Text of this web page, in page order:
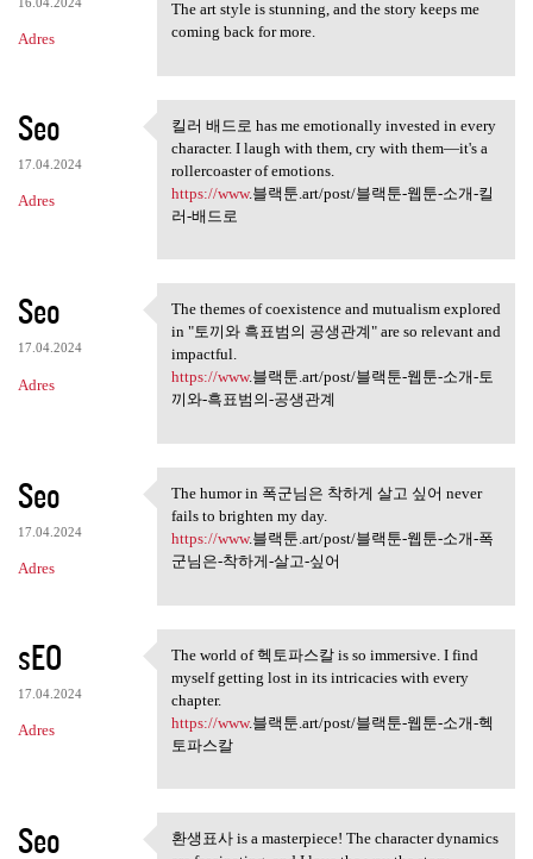
Adres
The art style is stunning, and the story keeps me
coming back for more.
Seo
17.04.2024
Adres
킬러 배드로 has me emotionally
킬러 배드로 has me emotionally invested in every
character. I laugh with them, cry with them—it's a
rollercoaster of emotions.
https://www.블랙툰.art/post/블랙툰-웹툰-소개-킬
러-배드로
Seo
17.04.2024
Adres
The themes of coexistence and
The themes of coexistence and mutualism explored
in "토끼와 흑표범의 공생관계" are so relevant and
impactful.
https://www.블랙툰.art/post/블랙툰-웹툰-소개-토
끼와-흑표범의-공생관계
Seo
17.04.2024
Adres
The humor in 폭군님은 착하게 살고
싶어
The humor in 폭군님은 착하게 살고 싶어 never
fails to brighten my day.
https://www.블랙툰.art/post/블랙툰-웹툰-소개-폭
군님은-착하게-살고-싶어
sEO
17.04.2024
Adres
The world of 헥토파스칼 is so
The world of 헥토파스칼 is so immersive. I find
myself getting lost in its intricacies with every
chapter.
https://www.블랙툰.art/post/블랙툰-웹툰-소개-헥
토파스칼
Seo
환생표사 is a masterpiece! The character dynamics